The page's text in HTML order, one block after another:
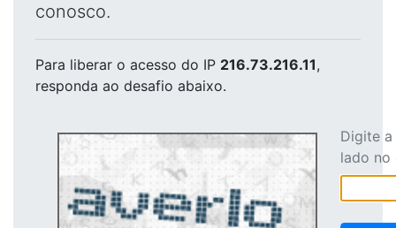
conosco.
Para liberar o acesso do IP 216.73.216.11,
responda ao desafio abaixo.
Digite
lado no